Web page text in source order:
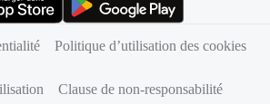
Politique d’utilisation des cookies
Clause de non-responsabilité